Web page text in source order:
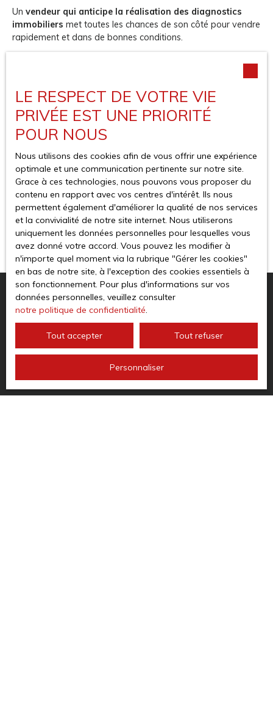
Un vendeur qui anticipe la réalisation des diagnostics
immobiliers met toutes les chances de son côté pour vendre
rapidement et dans de bonnes conditions.
Disposer d’un DDT complet dès la mise en vente permet :
D’éviter les délais supplémentaires
De limiter les négociations liées aux défauts découverts
tardivement
De valoriser le bien
Dans un marché dynamique comme celui de la Côte
Vermeille, la réactivité est un atout majeur .
Une bonne préparation en amont, accompagnée par un
professionnel, permet de fluidifier la transaction et
d’optimiser le prix de vente.
LE RESPECT DE VOTRE VIE
PRIVÉE EST UNE PRIORITÉ
POUR NOUS
Nous utilisons des cookies afin de vous offrir une expérience
optimale et une communication pertinente sur notre site.
Grace à ces technologies, nous pouvons vous proposer du
contenu en rapport avec vos centres d'intérêt. Ils nous
permettent également d'améliorer la qualité de nos services
et la convivialité de notre site internet. Nous utiliserons
uniquement les données personnelles pour lesquelles vous
avez donné votre accord. Vous pouvez les modifier à
n'importe quel moment via la rubrique ″Gérer les cookies″
en bas de notre site, à l'exception des cookies essentiels à
son fonctionnement. Pour plus d'informations sur vos
données personnelles, veuillez consulter
notre politique de confidentialité.
Tout accepter Tout refuser
Personnaliser